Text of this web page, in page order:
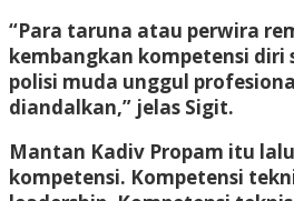
“Para taruna atau perwira
kembangkan kompetensi
polisi muda unggul
diandalkan,” jelas Sigit.
Mantan Kadiv Propam itu
kompetensi. Kompetensi